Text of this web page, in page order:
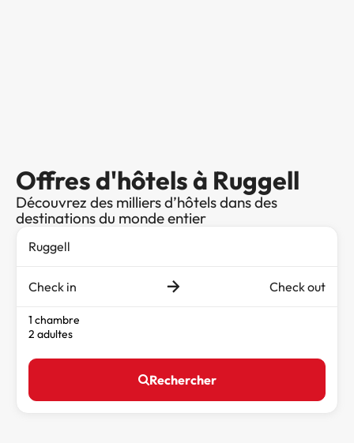
Offres d'hôtels à Ruggell
Découvrez des milliers d’hôtels dans des
destinations du monde entier
Check in Check out
1 chambre
2 adultes
Rechercher